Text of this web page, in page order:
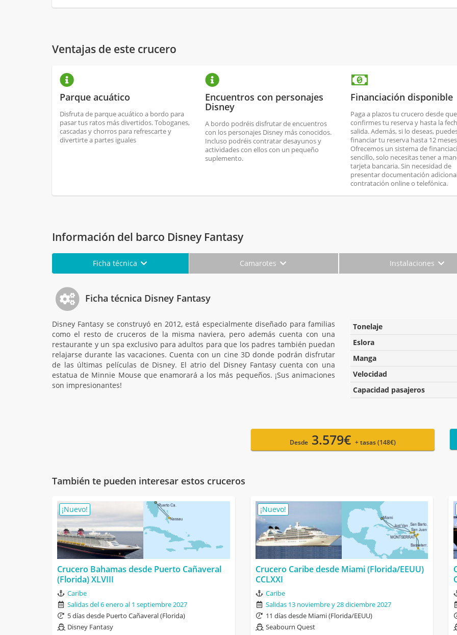
Ventajas de este crucero
Parque acuático
Disfruta de parque acuático a bordo para
pasar tus ratos más divertidos. Toboganes,
cascadas y chorros para refrescarte y
divertirte a partes iguales
Encuentros con personajes
Disney
A bordo podréis disfrutar de encuentros
con los personajes Disney más conocidos.
Incluso podréis contratar desayunos y
actividades con ellos con un pequeño
suplemento.
Financiación disponible
Paga a plazos tu crucero desde que
confirmes tu reserva y hasta la
salida. Además, si lo deseas,
financiar tu reserva hasta 12
Ofrecemos un sistema de
sencillo, solo necesitas tener a
tarjeta bancaria. Sin necesidad de
presentar documentación
contratación online o telefónica.
Información del barco Disney Fantasy
Ficha técnica Camarotes Instalaciones
Ficha técnica Disney Fantasy
Disney Fantasy se construyó en 2012, está especialmente diseñado para familias
como el resto de cruceros de la misma naviera, pero además cuenta con una
restaurante y un spa exclusivo para adultos para que los padres también puedan
relajarse durante las vacaciones. Cuenta con un cine 3D donde podrán disfrutar
de las últimas películas de Disney. El atrio del Disney Fantasy cuenta con una
estatua de Minnie Mouse que enamorará a los más pequeños. ¡Sus animaciones
son impresionantes!
Tonelaje
Eslora
Manga
Velocidad
Capacidad pasajeros
Desde 3.579€ + tasas (148€)
También te pueden interesar estos cruceros
¡Nuevo!
Crucero Bahamas desde Puerto Cañaveral
(Florida) XLVIII
Caribe
Salidas del 6 enero al 1 septiembre 2027
5 días desde Puerto Cañaveral (Florida)
Disney Fantasy
¡Nuevo!
Crucero Caribe desde Miami (Florida/EEUU)
CCLXXI
Caribe
Salidas 13 noviembre y 28 diciembre 2027
11 días desde Miami (Florida/EEUU)
Seabourn Quest